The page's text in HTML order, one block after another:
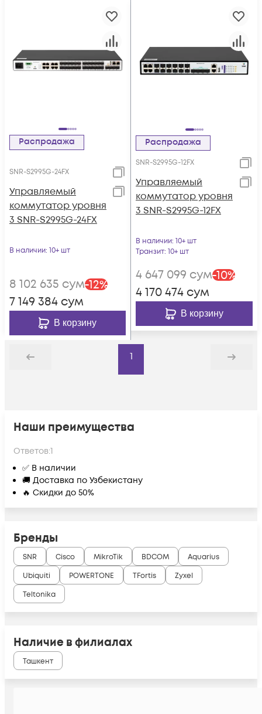
Распродажа
SNR-S2995G-24FX
Управляемый
коммутатор уровня
3 SNR-S2995G-24FX
В наличии: 10+ шт
8 102 635 сум-12%
7 149 384 сум
В корзину
Распродажа
SNR-S2995G-12FX
Управляемый
коммутатор уровня
3 SNR-S2995G-12FX
В наличии: 10+ шт
Транзит: 10+ шт
4 647 099 сум-10%
4 170 474 сум
В корзину
Назад
1
Дальше
Наши преимущества
Ответов:1
✅ В наличии
🚚 Доставка по Узбекистану
🔥 Скидки до 50%
Бренды
SNR Cisco MikroTik BDCOM
Aquarius
Ubiquiti
POWERTONE TFortis
Zyxel
Teltonika
Наличие в филиалах
Ташкент